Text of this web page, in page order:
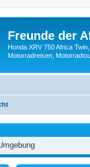
Freunde der
Honda XRV 750 Africa
Motorradreisen,